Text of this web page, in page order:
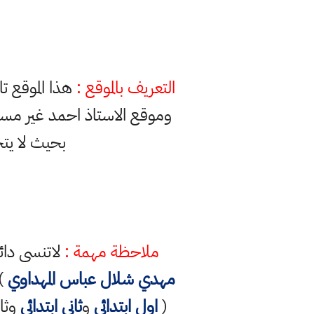
التعريف بالموقع : هذا الموقع
وموقع الاستاذ احمد غير
بحيث لا
ملاحظة مهمة : لاتنسى
مهدي شلال عباس المهداوي
(اول ابتدائي وثاني ابتدائي